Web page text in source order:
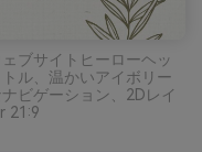
ブサイトヒーローヘッ
ル、温かいアイボリー
ビゲーション、2Dレイ
21:9